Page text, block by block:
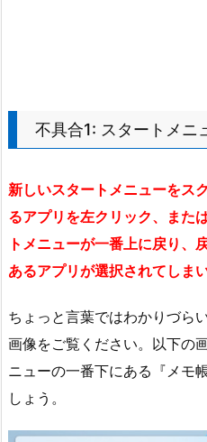
不具合1: スタートメニ
新しいスタートメニューをス
るアプリを左クリック、また
トメニューが一番上に戻り、
あるアプリが選択されてしまい
ちょっと言葉ではわかりづら
画像をご覧ください。以下の
ニューの一番下にある『メモ
しょう。